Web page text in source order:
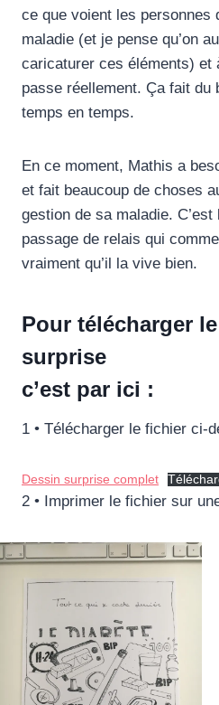
ce que voient les personnes
maladie (et je pense qu’on
caricaturer ces éléments) et
passe réellement. Ça fait du
temps en temps.
En ce moment, Mathis a
et fait beaucoup de choses
gestion de sa maladie.
passage de relais qui
vraiment qu’il la vive bien.
Pour télécharger
surprise
c’est par ici :
1 • Télécharger le fichier ci-
Dessin surprise complet
2 • Imprimer le fichier sur